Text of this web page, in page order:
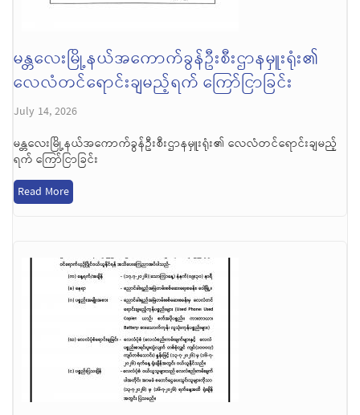
မန္တလေးမြို့နယ်အကောက်ခွန်ဦးစီးဌာနမှူးရုံး၏
လေလံတင်ရောင်းချမည့်ရက် ကြော်ငြာခြင်း
July 14, 2026
မန္တလေးမြို့နယ်အကောက်ခွန်ဦးစီးဌာနမှူးရုံး၏ လေလံတင်ရောင်းချမည့်
ရက် ကြော်ငြာခြင်း
Read More